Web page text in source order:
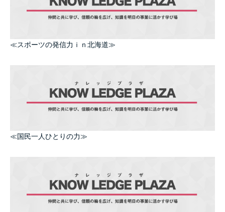
≪スポーツの発信力ｉｎ北海道≫
≪国民一人ひとりの力≫